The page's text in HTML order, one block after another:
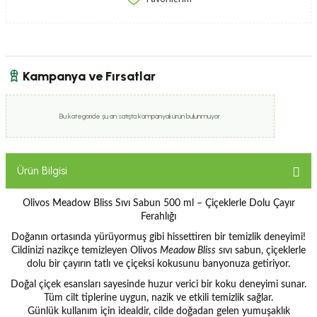
Kampanya ve Fırsatlar
Bu kategoride şu an satışta kampanyalı ürün bulunmuyor.
Ürün Bilgisi
Olivos Meadow Bliss Sıvı Sabun 500 ml – Çiçeklerle Dolu Çayır
Ferahlığı
Doğanın ortasında yürüyormuş gibi hissettiren bir temizlik deneyimi!
Cildinizi nazikçe temizleyen Olivos Meadow Bliss sıvı sabun, çiçeklerle
dolu bir çayırın tatlı ve çiçeksi kokusunu banyonuza getiriyor.
Doğal çiçek esansları sayesinde huzur verici bir koku deneyimi sunar.
Tüm cilt tiplerine uygun, nazik ve etkili temizlik sağlar.
Günlük kullanım için idealdir, cilde doğadan gelen yumuşaklık